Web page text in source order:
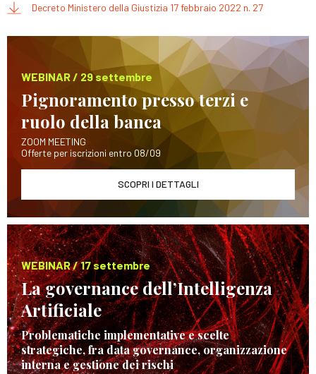
Decreto Ministero della Giustizia 17 febbraio 2022 n. 27
WEBINAR / 29 settembre
Pignoramento presso terzi e
ruolo della banca
ZOOM MEETING
Offerte per iscrizioni entro 08/09
SCOPRI I DETTAGLI
WEBINAR / 17 settembre
La governance dell’Intelligenza
Artificiale
Problematiche implementative e scelte
strategiche, fra data governance, organizzazione
interna e gestione dei rischi